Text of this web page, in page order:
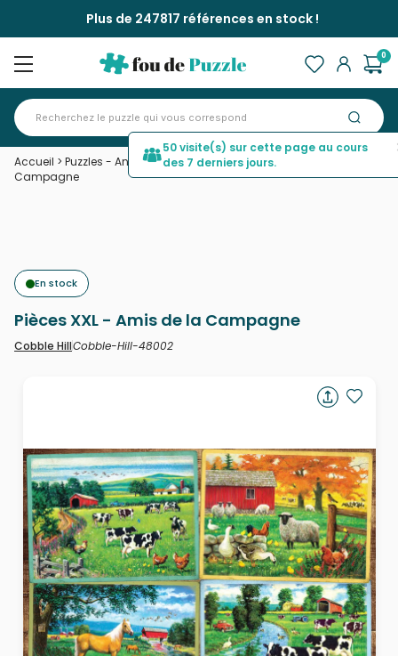
Plus de 247817 références en stock !
0
Accueil > Puzzles - Animaux de la ferme>Pièces XXL - Amis de la
Campagne
En stock
Pièces XXL - Amis de la Campagne
Cobble HillCobble-Hill-48002
50 visite(s) sur cette page au cours
des 7 derniers jours.